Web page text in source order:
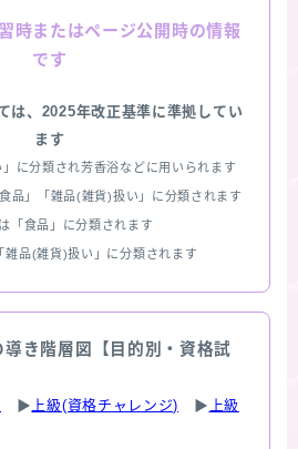
時またはページ公開時の情報
です
は、2025年改正基準に準拠してい
ます
に分類され芳香浴などに用いられます
品」「雑品(雑貨)扱い」に分類されます
「食品」に分類されます
雑品(雑貨)扱い」に分類されます
導き階層図【目的別・資格試
▶ 上級(資格チャレンジ) ▶ 上級